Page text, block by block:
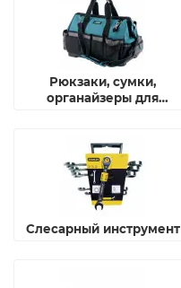
Рюкзаки, сумки,
органайзеры для
Слесарный инструмент